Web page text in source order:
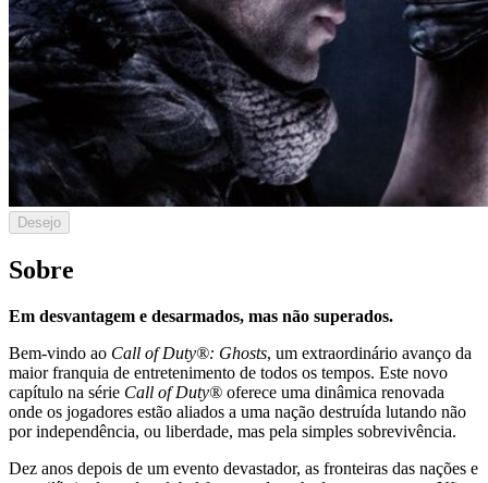
Desejo
Sobre
Em desvantagem e desarmados, mas não superados.
Bem-vindo ao Call of Duty®: Ghosts, um extraordinário avanço da
maior franquia de entretenimento de todos os tempos. Este novo
capítulo na série Call of Duty® oferece uma dinâmica renovada
onde os jogadores estão aliados a uma nação destruída lutando não
por independência, ou liberdade, mas pela simples sobrevivência.
Dez anos depois de um evento devastador, as fronteiras das nações e